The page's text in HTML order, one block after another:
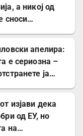
а никој од
сноси
апелира:
е сериозна –
ја
треска!
изјави дека
од ЕУ, но
на